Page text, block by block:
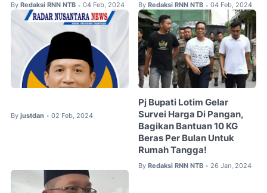
By Redaksi RNN NTB • 04 Feb, 2024 By Redaksi RNN NTB • 04 Feb, 2024
By justdan • 02 Feb, 2024
Pj Bupati Lotim Gelar
Survei Harga Di Pangan,
Bagikan Bantuan 10 KG
Beras Per Bulan Untuk
Rumah Tangga!
By Redaksi RNN NTB • 26 Jan, 2024